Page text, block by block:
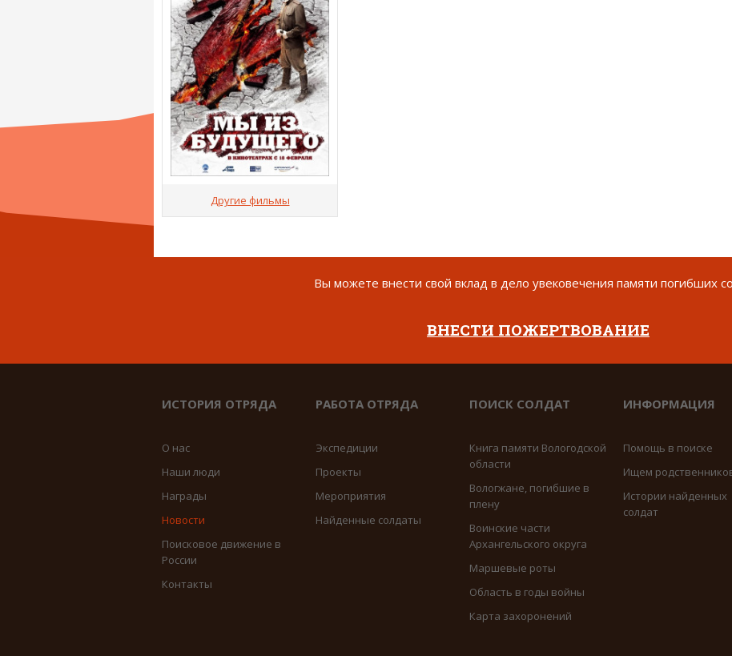
Другие фильмы
Вы можете внести свой вклад в дело увековечения памяти погибших
ВНЕСТИ ПОЖЕРТВОВАНИЕ
ИСТОРИЯ ОТРЯДА
О нас
Наши люди
Награды
Новости
Поисковое движение в
России
Контакты
РАБОТА ОТРЯДА
Экспедиции
Проекты
Мероприятия
Найденные солдаты
ПОИСК СОЛДАТ
Книга памяти Вологодской
области
Вологжане, погибшие в
плену
Воинские части
Архангельского округа
Маршевые роты
Область в годы войны
Карта захоронений
ИНФОРМАЦИЯ
Помощь в поиске
Ищем
Истории найденных
солдат